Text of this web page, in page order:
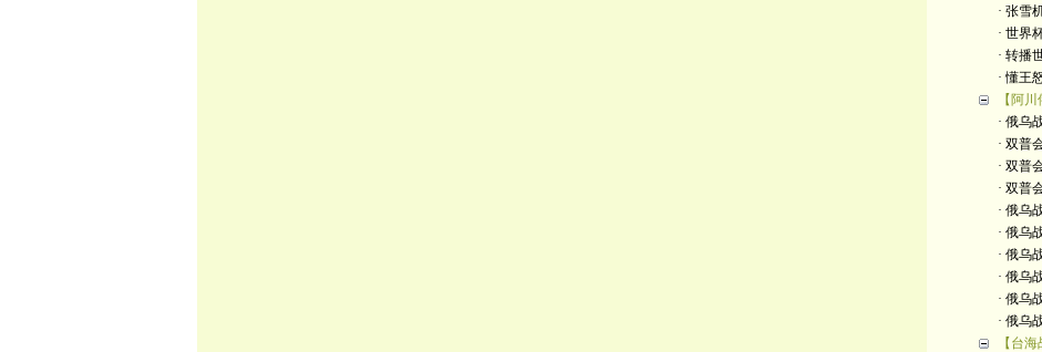
· 张雪
· 世界
· 转播
· 懂王
【阿
· 俄乌
· 双普
· 双普
· 双普
· 俄乌
· 俄乌
· 俄乌
· 俄乌
· 俄乌
· 俄乌
【台海